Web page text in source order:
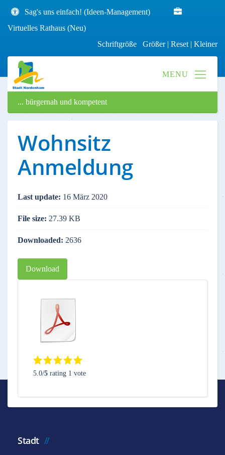
Sag's uns einfach! (Ideen-Management)
Virtuelles Rathaus (Neu)
Schriftgröße Größer| Reset | Kleiner
... bürgernah und kompetent
Wohnsitz
Anmeldung
Last update: 16 März 2020
File size: 27.39 KB
Downloaded: 2636
Download
5.0/5 rating 1 vote
Stadt